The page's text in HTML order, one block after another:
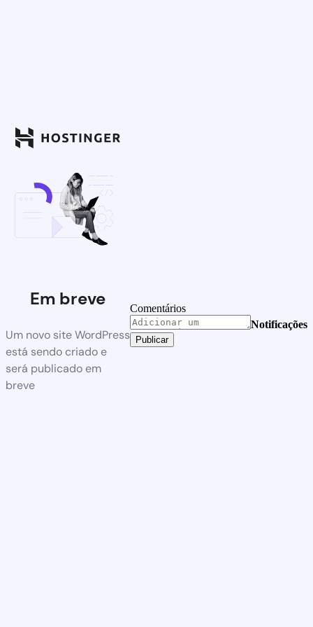
Em breve
Um novo site WordPress
está sendo criado e
será publicado em
breve
Comentários
Publicar
Notificações